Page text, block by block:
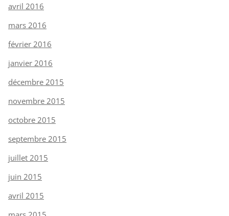
avril 2016
mars 2016
février 2016
janvier 2016
décembre 2015
novembre 2015
octobre 2015
septembre 2015
juillet 2015
juin 2015
avril 2015